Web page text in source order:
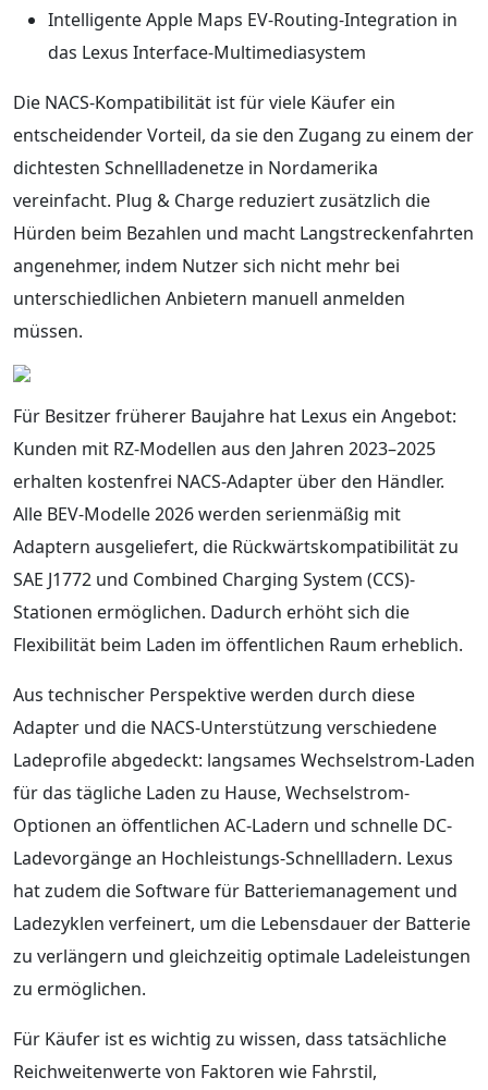
Intelligente Apple Maps EV-Routing-Integration in
das Lexus Interface-Multimediasystem
Die NACS-Kompatibilität ist für viele Käufer ein
entscheidender Vorteil, da sie den Zugang zu einem der
dichtesten Schnellladenetze in Nordamerika
vereinfacht. Plug & Charge reduziert zusätzlich die
Hürden beim Bezahlen und macht Langstreckenfahrten
angenehmer, indem Nutzer sich nicht mehr bei
unterschiedlichen Anbietern manuell anmelden
müssen.
Für Besitzer früherer Baujahre hat Lexus ein Angebot:
Kunden mit RZ-Modellen aus den Jahren 2023–2025
erhalten kostenfrei NACS-Adapter über den Händler.
Alle BEV-Modelle 2026 werden serienmäßig mit
Adaptern ausgeliefert, die Rückwärtskompatibilität zu
SAE J1772 und Combined Charging System (CCS)-
Stationen ermöglichen. Dadurch erhöht sich die
Flexibilität beim Laden im öffentlichen Raum erheblich.
Aus technischer Perspektive werden durch diese
Adapter und die NACS-Unterstützung verschiedene
Ladeprofile abgedeckt: langsames Wechselstrom-Laden
für das tägliche Laden zu Hause, Wechselstrom-
Optionen an öffentlichen AC-Ladern und schnelle DC-
Ladevorgänge an Hochleistungs-Schnellladern. Lexus
hat zudem die Software für Batteriemanagement und
Ladezyklen verfeinert, um die Lebensdauer der Batterie
zu verlängern und gleichzeitig optimale Ladeleistungen
zu ermöglichen.
Für Käufer ist es wichtig zu wissen, dass tatsächliche
Reichweitenwerte von Faktoren wie Fahrstil,